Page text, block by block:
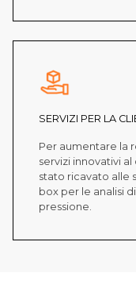
SERVIZI PER LA
Per aumentare la
servizi innovativi
stato ricavato alle
box per le analisi
pressione.